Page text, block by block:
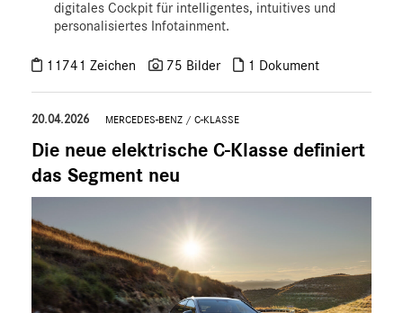
digitales Cockpit für intelligentes, intuitives und
personalisiertes Infotainment.
11741 Zeichen 75 Bilder 1 Dokument
20.04.2026 MERCEDES-BENZ / C-KLASSE
Die neue elektrische C-Klasse definiert
das Segment neu